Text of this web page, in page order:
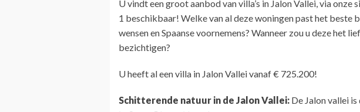
U vindt een groot aanbod van villa’s in Jalon Vallei, via onze
1 beschikbaar! Welke van al deze woningen past het beste
wensen en Spaanse voornemens? Wanneer zou u deze het
bezichtigen?
U heeft al een villa in Jalon Vallei vanaf € 725.200!
Schitterende natuur in de Jalon Vallei: De Jalon vallei